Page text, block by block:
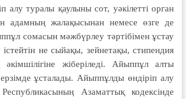
алу туралы қау­лыны сот, уәкілетті орган
адамның жалақысынан немесе өзге де
сомасын мәжбүрлеу тәртібімен ұстау
не сыйақы, зейнетақы, стипендия
жіберіледі. Айыппұл ал­ты
ұс­талады. Айыппұлды өндіріп алу
Республикасының Азамат­тық кодексінде